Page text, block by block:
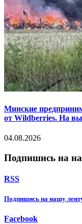
Минские
от Wildberries. На
04.08.2026
Подпишись на
RSS
Подпишиcь на нашу
Facebook